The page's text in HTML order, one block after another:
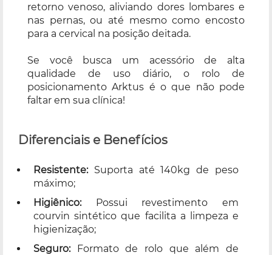
retorno venoso, aliviando dores lombares e
nas pernas, ou até mesmo como encosto
para a cervical na posição deitada.
Se você busca um acessório de alta
qualidade de uso diário, o rolo de
posicionamento Arktus é o que não pode
faltar em sua clínica!
Diferenciais e Benefícios
Resistente:Suporta até 140kg de peso
máximo;
Higiênico:Possui revestimento em
courvin sintético que facilita a limpeza e
higienização;
Seguro:Formato de rolo que além de